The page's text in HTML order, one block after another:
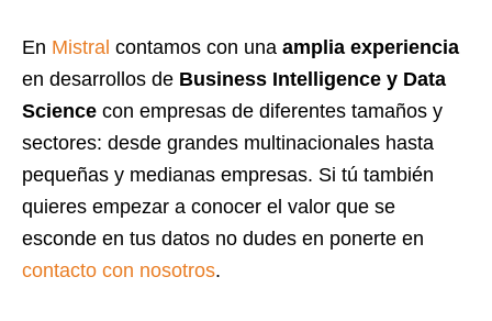
En Mistral contamos con una amplia experiencia
en desarrollos de Business Intelligence y Data
Science con empresas de diferentes tamaños y
sectores: desde grandes multinacionales hasta
pequeñas y medianas empresas. Si tú también
quieres empezar a conocer el valor que se
esconde en tus datos no dudes en ponerte en
contacto con nosotros.